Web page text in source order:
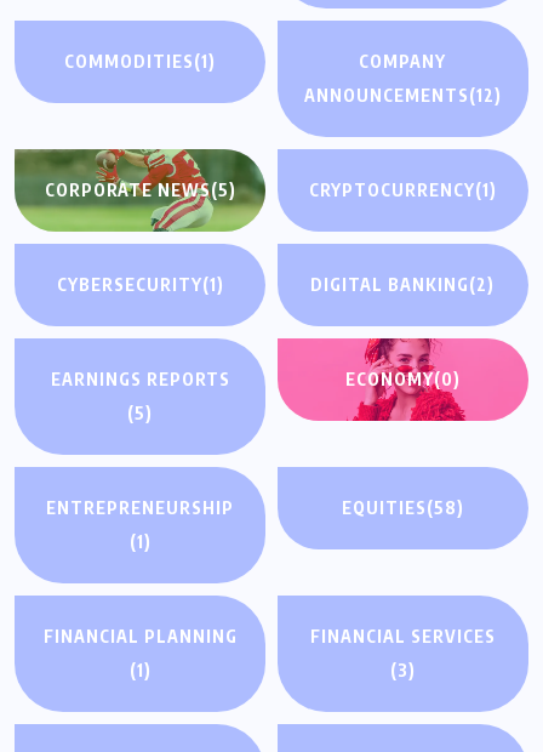
COMMODITIES(1)
COMPANY
ANNOUNCEMENTS(12)
CORPORATE NEWS(5) CRYPTOCURRENCY(1)
CYBERSECURITY(1) DIGITAL BANKING(2)
EARNINGS REPORTS
(5)
ECONOMY(0)
ENTREPRENEURSHIP
(1)
EQUITIES(58)
FINANCIAL PLANNING
(1)
FINANCIAL SERVICES
(3)